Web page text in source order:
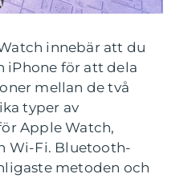
innebär att du
iPhone för att dela
mellan de två
typer av
Apple Watch,
Wi-Fi. Bluetooth-
metoden och